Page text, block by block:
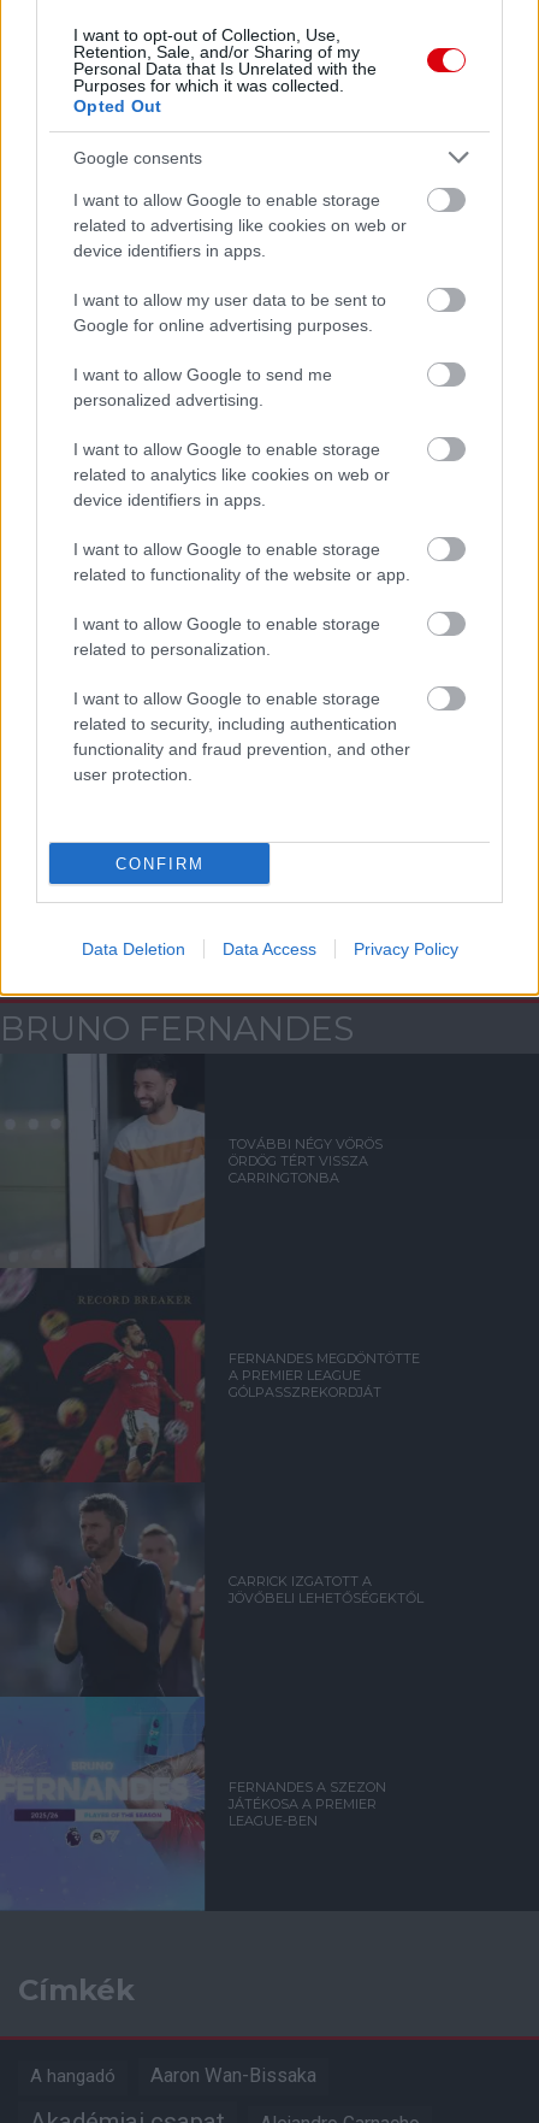
I want to opt-out of Collection, Use,
Retention, Sale, and/or Sharing of my
Personal Data that Is Unrelated with the
Purposes for which it was collected.
Opted Out
Google consents
I want to allow Google to enable storage
related to advertising like cookies on web or
device identifiers in apps.
I want to allow my user data to be sent to
Google for online advertising purposes.
I want to allow Google to send me
personalized advertising.
I want to allow Google to enable storage
related to analytics like cookies on web or
device identifiers in apps.
I want to allow Google to enable storage
related to functionality of the website or app.
I want to allow Google to enable storage
related to personalization.
I want to allow Google to enable storage
related to security, including authentication
functionality and fraud prevention, and other
user protection.
CONFIRM
Data Deletion Data Access Privacy Policy
Meccs Center
Paris Saint-Germainvs
Manchester United
Felkészülési szezon 4. mérkőzés
Nya Ullevi, Göteborg
1 nap 4 óra 42 perc 50 másodperc
Leeds UnitedvsManchester United2026-08-12 20:30
ELŐZŐ MÉRKŐZÉSEK
Támogatás
Támogasd adományoddal
a ManUtdFanatics.hu működését!
Kapcsolódó hírek
BRUNO FERNANDES
TOVÁBBI NÉGY VÖRÖS
ÖRDÖG TÉRT VISSZA
CARRINGTONBA
FERNANDES MEGDÖNTÖTTE
A PREMIER LEAGUE
GÓLPASSZREKORDJÁT
CARRICK IZGATOTT A
JÖVŐBELI LEHETŐSÉGEKTŐL
FERNANDES A SZEZON
JÁTÉKOSA A PREMIER
LEAGUE-BEN
Címkék
A hangadó Aaron Wan-Bissaka